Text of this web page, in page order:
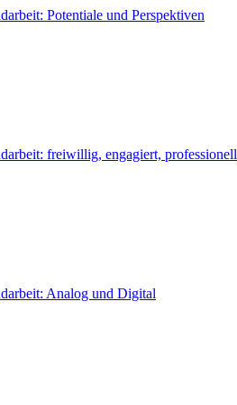
Potentiale und Perspektiven
freiwillig, engagiert, professionell
Analog und Digital